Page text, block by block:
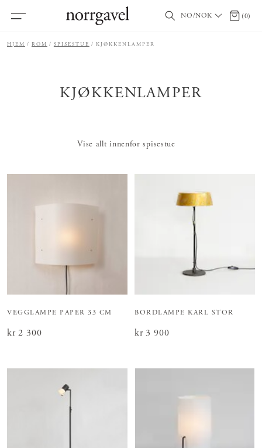
NO/NOK 0 (0)
HJEM ROM SPISESTUE KJØKKENLAMPER
KJØKKENLAMPER
Vise allt innenfor spisestue
VEGGLAMPE PAPER 33 CM
Pris :kr 2 300
kr 2 300
BORDLAMPE KARL STOR
Pris :kr 3 900
kr 3 900